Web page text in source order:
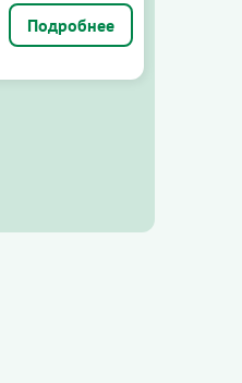
Подробнее